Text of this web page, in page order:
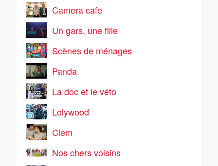
Camera cafe
Un gars, une fille
Scènes de ménages
Panda
La doc et le véto
Lolywood
Clem
Nos chers voisins